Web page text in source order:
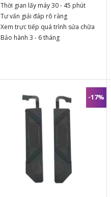
Thời gian lấy máy 30 - 45 phút
Tư vấn giải đáp rõ ràng
Xem trực tiếp quá trình sửa chữa
Bảo hành 3 - 6 tháng
-17%